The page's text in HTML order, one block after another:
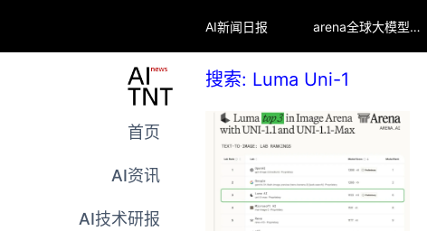
AI新闻日报 arena全球大模型排行榜
首页
AI资讯
AI技术研报
搜索: Luma Uni-1